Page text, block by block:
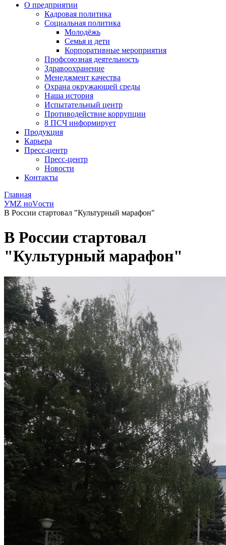
О предприятии
Кадровая политика
Социальная политика
Молодёжь
Семья и дети
Корпоративные мероприятия
Профсоюзная деятельность
Здравоохранение
Менеджмент качества
Охрана окружающей среды
Наша история
Испытательный центр
Противодействие коррупции
8 ПСЧ информирует
Продукция
Карьера
Пресс-центр
Пресс-центр
Новости
Контакты
Главная
УМZ ноVости
В России стартовал "Культурный марафон"
В России стартовал
"Культурный марафон"